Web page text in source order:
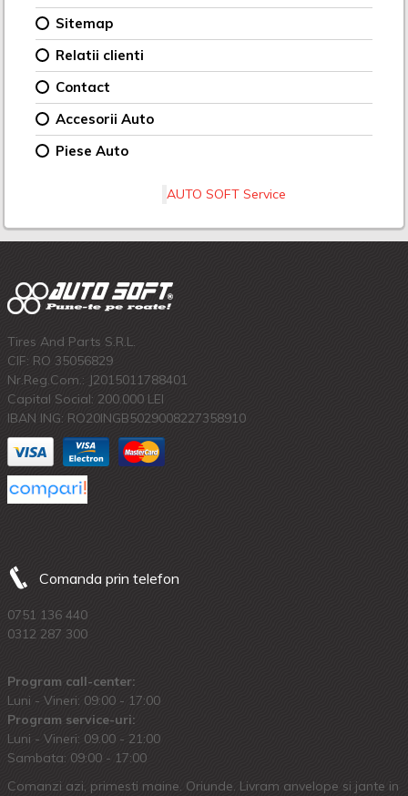
Sitemap
Relatii clienti
Contact
Accesorii Auto
Piese Auto
AUTO SOFT Service
Tires And Parts S.R.L.
CIF: RO 35056829
Nr.Reg.Com.: J2015011788401
Capital Social: 200.000 LEI
IBAN ING: RO20INGB5029008227358910
Comanda prin telefon
0751 136 440
0312 287 300
Program call-center:
Luni - Vineri: 09:00 - 17:00
Program service-uri:
Luni - Vineri: 09.00 - 21:00
Sambata: 09:00 - 17:00
Comanzi azi, primesti maine. Oriunde. Livram anvelope si jante in